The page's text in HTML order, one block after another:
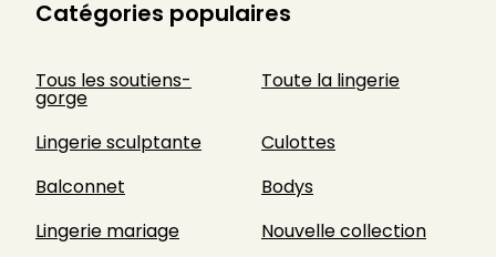
Catégories populaires
Tous les soutiens-
gorge
Toute la lingerie
Lingerie sculptante
Culottes
Balconnet
Bodys
Lingerie mariage
Nouvelle collection